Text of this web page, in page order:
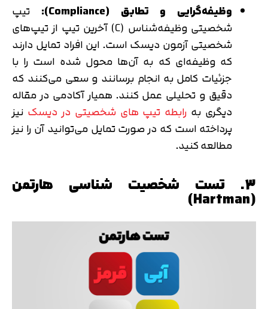
وظیفه‌گرایی و تطابق (Compliance):
تیپ
شخصیتی وظیفه‌شناس (C) آخرین تیپ از تیپ‌های
شخصیتی آزمون دیسک است. این افراد تمایل دارند
که وظیفه‌ای که به آن‌ها محول شده است را با
جزئیات کامل به انجام برسانند و سعی می‌کنند که
دقیق و تحلیلی عمل کنند. همیار آکادمی در مقاله
دیگری به رابطه تیپ های شخصیتی در دیسک نیز
پرداخته است که در صورت تمایل می‌توانید آن را نیز
مطالعه کنید.
3. تست شخصیت شناسی هارتمن
(Hartman)